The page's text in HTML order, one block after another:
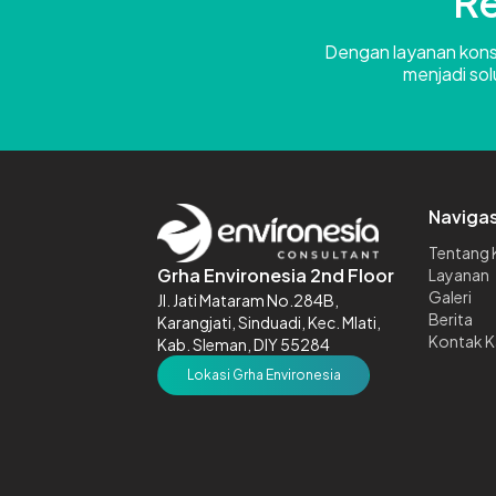
Dengan layanan
menjadi
Grha Environesia 2nd Floor
Jl. Jati Mataram No.284B,
Karangjati, Sinduadi, Kec. Mlati,
Kab. Sleman, DIY 55284
Lokasi Grha Environesia
Tentang
Layanan
Galeri
Berita
Kontak